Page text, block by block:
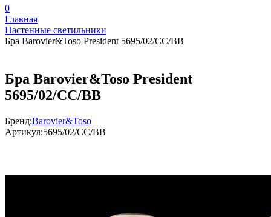
0
Главная
Настенные светильники
Бра Barovier&Toso President 5695/02/CC/BB
Бра Barovier&Toso President
5695/02/CC/BB
Бренд:Barovier&Toso
Артикул:5695/02/CC/BB